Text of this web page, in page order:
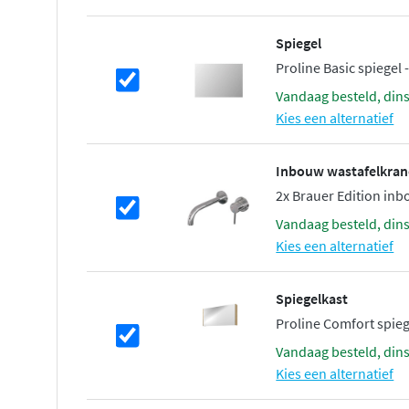
Spiegel
Proline Basic spiegel
vandaag besteld,
Kies een alternatief
Inbouw
2x Brauer Edition
vandaag besteld,
Kies een alternatief
Spiegelkast
Proline Comfort
vandaag besteld,
Kies een alternatief